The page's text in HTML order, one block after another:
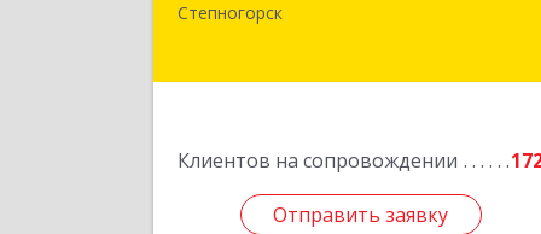
Степногорск
Клиентов на сопровождении
Отправить заявку
Акмолинская, Степногорск, 3, дом №
Отправить заявку